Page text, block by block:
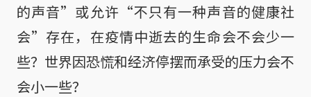
的声音”或允许“不只有一种声音的健康社
会”存在，在疫情中逝去的生命会不会少一
些？世界因恐慌和经济停摆而承受的压力会不
会小一些？